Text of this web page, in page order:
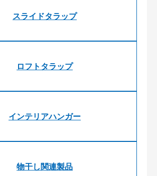
スライドタラップ
ロフトタラップ
インテリアハンガー
物干し関連製品